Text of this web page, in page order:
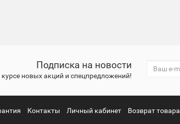
Подписка на новости
курсе новых акций и спецпредложений!
Контакты Личный кабинет Возврат товара